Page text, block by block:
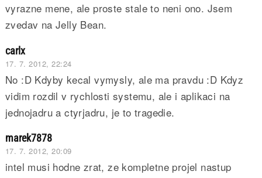
vyrazne mene, ale proste stale to neni ono. Jsem
zvedav na Jelly Bean.
carlx
17. 7. 2012, 22:24
No :D Kdyby kecal vymysly, ale ma pravdu :D Kdyz
vidim rozdil v rychlosti systemu, ale i aplikaci na
jednojadru a ctyrjadru, je to tragedie.
marek7878
17. 7. 2012, 20:09
intel musi hodne zrat, ze kompletne projel nastup